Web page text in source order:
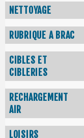
NETTOYAGE
RUBRIQUE A BRAC
CIBLES ET
CIBLERIES
RECHARGEMENT
AIR
LOISIRS